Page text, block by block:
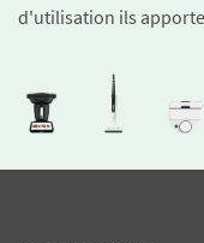
d'utilisation ils